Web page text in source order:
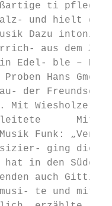
ti pflegte
und hielt
Dazu
aus dem
Edel- ble –
Hans
der
Mit
leitete      Mit
Funk:
ging die
in den Süden,
auch Gitti
te und mit